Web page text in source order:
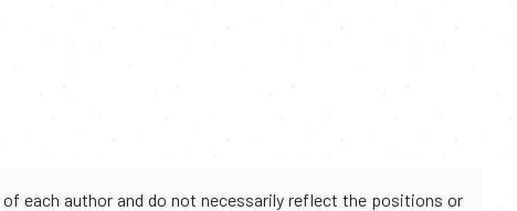
each author and do not necessarily reflect the positions or